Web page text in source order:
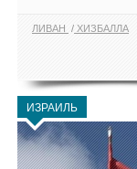
ЛИВАН ХИЗБАЛЛА
ИЗРАИЛЬ